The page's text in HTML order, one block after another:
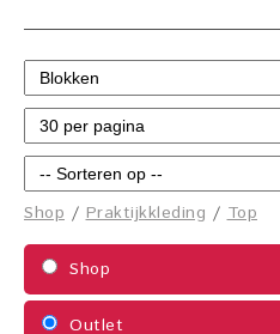
Shop /Praktijkkleding /Top
Shop
Outlet